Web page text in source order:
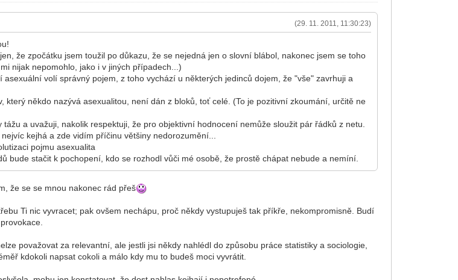
(29. 11. 2011, 11:30:23)
že zpočátku jsem toužil po důkazu, že se nejedná jen o slovní blábol, nakonec jsem se toho
nijak nepomohlo, jako i v jiných případech...)
volí správný pojem, z toho vychází u některých jedinců dojem, že "vše" zavrhuji a
který někdo nazývá asexualitou, není dán z bloků, toť celé. (To je pozitivní zkoumání, určitě ne
a uvažuji, nakolik respektuji, že pro objektivní hodnocení nemůže sloužit pár řádků z netu.
kejhá a zde vidím příčinu většiny nedorozumění...
pojmu asexualita
bude stačit k pochopení, kdo se rozhodl vůči mé osobě, že prostě chápat nebude a nemíní.
že se se mnou nakonec rád přeš
Ti nic vyvracet; pak ovšem nechápu, proč někdy vystupuješ tak příkře, nekompromisně. Budí
považovat za relevantní, ale jestli jsi někdy nahlédl do způsobu práce statistiky a sociologie,
kdokoli napsat cokoli a málo kdy mu to budeš moci vyvrátit.